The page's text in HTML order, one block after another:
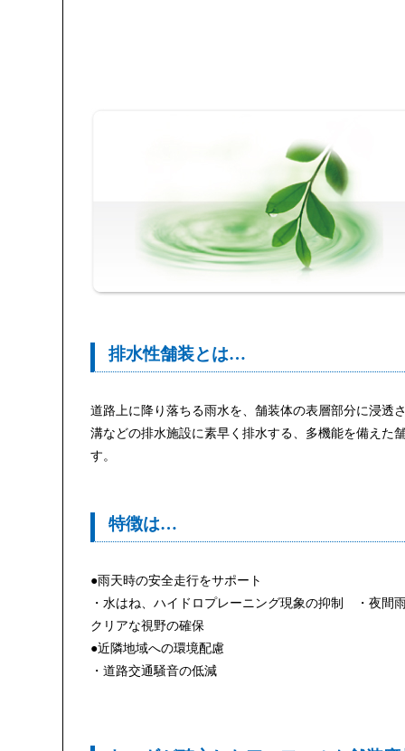
排水性舗装とは…
道路上に降り落ちる雨水を、舗装体の表層部分に浸透
溝などの排水施設に素早く排水する、多機能を備えた
す。
特徴は…
●雨天時の安全走行をサポート
・水はね、ハイドロプレーニング現象の抑制 ・夜間
クリアな視野の確保
●近隣地域への環境配慮
・道路交通騒音の低減